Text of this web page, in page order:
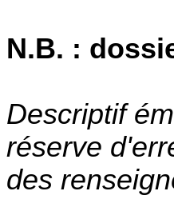
N.B. :
Descriptif
réserve
des